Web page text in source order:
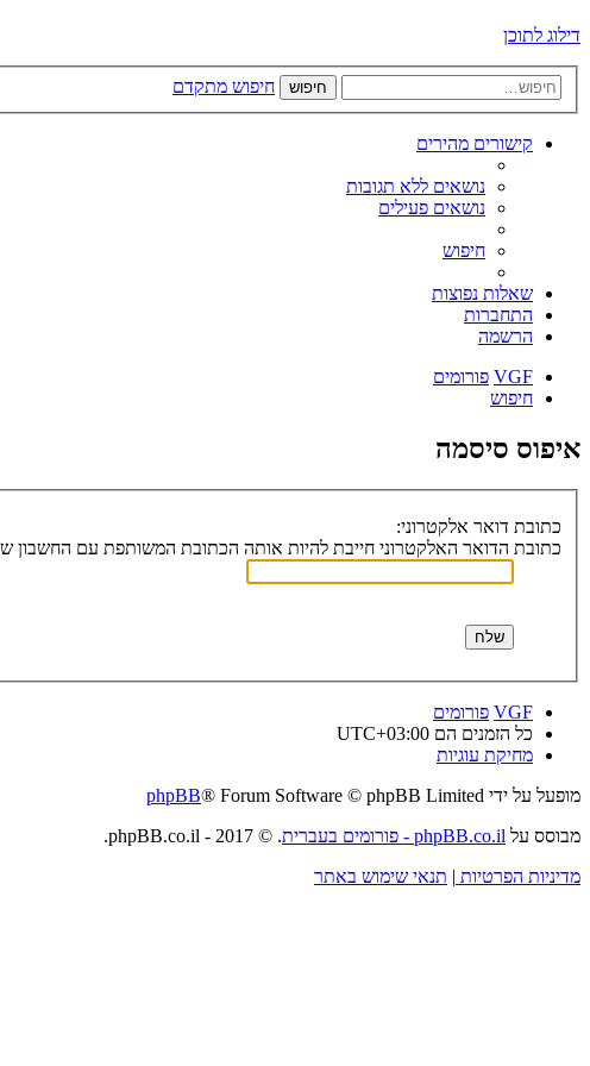
דילוג לתוכן
חיפוש חיפוש מתקדם
קישורים מהירים
נושאים ללא תגובות
נושאים פעילים
חיפוש
שאלות נפוצות
התחברות
הרשמה
VGF פורומים
חיפוש
איפוס סיסמה
כתובת דואר אלקטרוני:
כתובת הדואר האלקטרוני חייבת להיות אותה הכתובת המשותפת עם
VGF פורומים
כל הזמנים הם UTC+03:00
מחיקת עוגיות
מופעל על ידי
phpBB® Forum Software © phpBB Limited
מבוסס על phpBB.co.il - פורומים בעברית
. © 2017 - phpBB.co.il.
מדיניות הפרטיות | תנאי שימוש באתר